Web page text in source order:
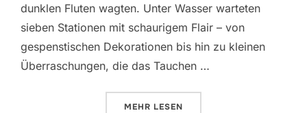
dunklen Fluten wagten. Unter Wasser warteten
sieben Stationen mit schaurigem Flair – von
gespenstischen Dekorationen bis hin zu kleinen
Überraschungen, die das Tauchen …
MEHR ÜBER „🎃 HALLOWEEN-
LESEN